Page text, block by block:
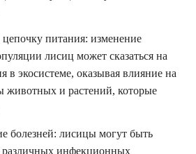
цепочку питания: изменение
лисиц может сказаться на
в экосистеме, оказывая влияние на
животных и растений, которые
болезней: лисицы могут быть
различных инфекционных